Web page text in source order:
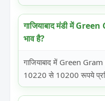
गाजियाबाद मंडी में
भाव है?
गाजियाबाद में Green
10220 से 10200 रूपये